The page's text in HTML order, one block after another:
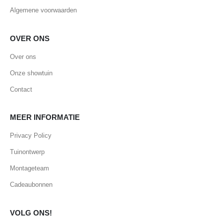
Algemene voorwaarden
OVER ONS
Over ons
Onze showtuin
Contact
MEER INFORMATIE
Privacy Policy
Tuinontwerp
Montageteam
Cadeaubonnen
VOLG ONS!